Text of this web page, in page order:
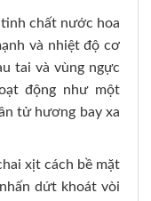
chất nước hoa
và nhiệt độ cơ
tai và vùng ngực
động như một
tử hương bay xa
xịt cách bề mặt
dứt khoát vòi